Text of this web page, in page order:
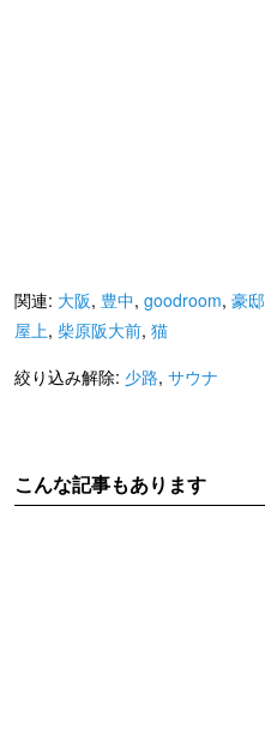
関連: 大阪, 豊中, goodroom, 豪邸
屋上, 柴原阪大前, 猫
絞り込み解除: 少路, サウナ
こんな記事もあります